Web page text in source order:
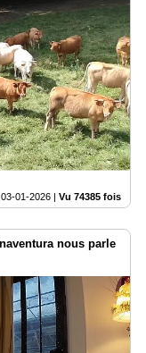
03-01-2026 Vu 74385 fois
nous parle